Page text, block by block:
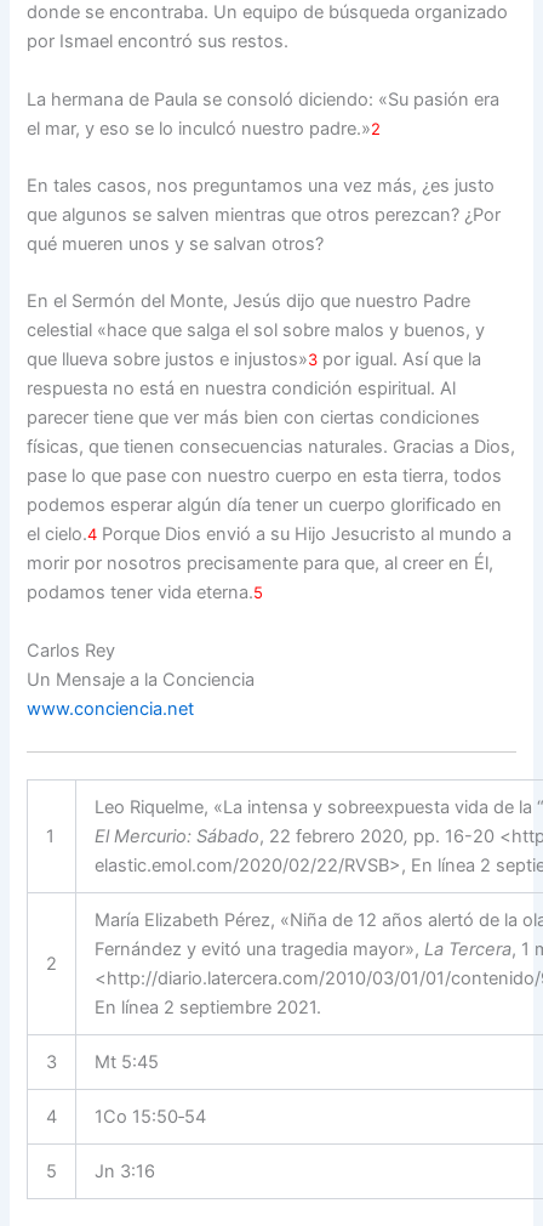
donde se encontraba. Un equipo de búsqueda organizado
por Ismael encontró sus restos.
La hermana de Paula se consoló diciendo: «Su pasión era
el mar, y eso se lo inculcó nuestro padre.»2
En tales casos, nos preguntamos una vez más, ¿es justo
que algunos se salven mientras que otros perezcan? ¿Por
qué mueren unos y se salvan otros?
En el Sermón del Monte, Jesús dijo que nuestro Padre
celestial «hace que salga el sol sobre malos y buenos, y
que llueva sobre justos e injustos»3 por igual. Así que la
respuesta no está en nuestra condición espiritual. Al
parecer tiene que ver más bien con ciertas condiciones
físicas, que tienen consecuencias naturales. Gracias a Dios,
pase lo que pase con nuestro cuerpo en esta tierra, todos
podemos esperar algún día tener un cuerpo glorificado en
el cielo.4 Porque Dios envió a su Hijo Jesucristo al mundo a
morir por nosotros precisamente para que, al creer en Él,
podamos tener vida eterna.5
Carlos Rey
Un Mensaje a la Conciencia
www.conciencia.net
1
Leo Riquelme, «La intensa y sobreexpuesta vida de la
El Mercurio: Sábado, 22 febrero 2020, pp. 16-20
elastic.emol.com/2020/02/22/RVSB>, En línea 2
2
María Elizabeth Pérez, «Niña de 12 años alertó de la
Fernández y evitó una tragedia mayor»,La Tercera, 1
<http://diario.latercera.com/2010/03/01/01/
En línea 2 septiembre 2021.
3 Mt 5:45
4 1Co 15:50‑54
5 Jn 3:16